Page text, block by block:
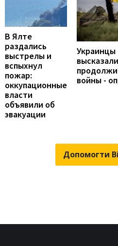
В Ялте
раздались
выстрелы и
вспыхнул
пожар:
оккупационные
власти
объявили об
эвакуации
Украинцы
войны -
Допомогти